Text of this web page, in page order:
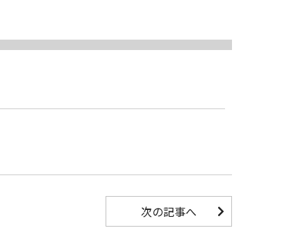
次の記事へ